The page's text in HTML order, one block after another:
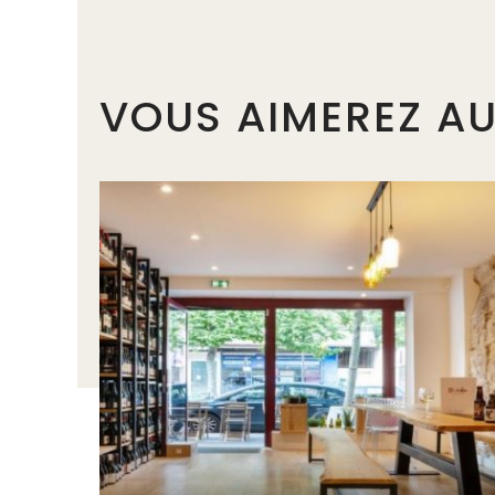
VOUS AIMEREZ